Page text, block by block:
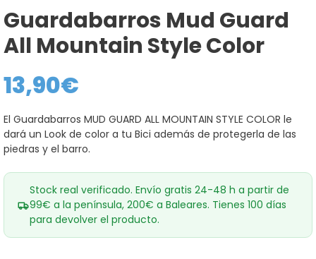
Guardabarros Mud Guard
All Mountain Style Color
13,90€
El Guardabarros MUD GUARD ALL MOUNTAIN STYLE COLOR le
dará un Look de color a tu Bici además de protegerla de las
piedras y el barro.
Stock real verificado. Envío gratis 24-48 h a partir de
99€ a la península, 200€ a Baleares. Tienes 100 días
para devolver el producto.